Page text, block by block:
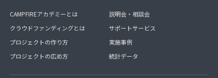
CAMPFIREアカデミーとは
クラウドファンディングとは
プロジェクトの作り方
プロジェクトの広め方
説明会・相談会
サポートサービス
実施事例
統計データ